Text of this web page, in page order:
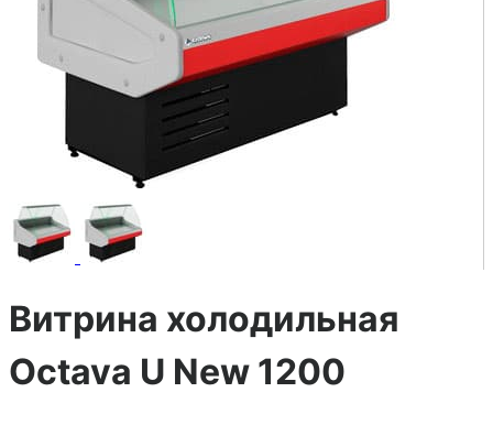
Витрина холодильная
Octava U New 1200